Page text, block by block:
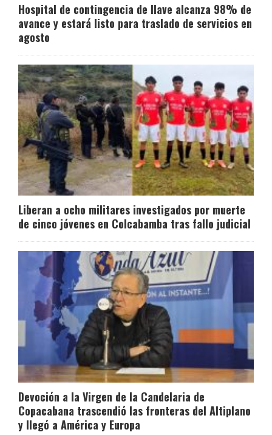
Hospital de contingencia de Ilave alcanza 98% de
avance y estará listo para traslado de servicios en
agosto
Liberan a ocho militares investigados por muerte
de cinco jóvenes en Colcabamba tras fallo judicial
Devoción a la Virgen de la Candelaria de
Copacabana trascendió las fronteras del Altiplano
y llegó a América y Europa